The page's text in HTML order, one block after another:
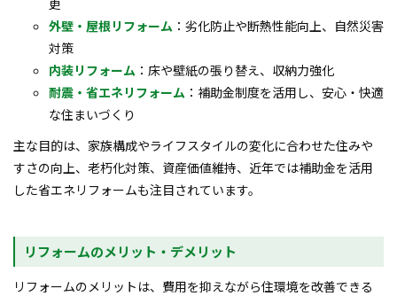
外壁・屋根リフォーム ：劣化防止や断熱性能向上、自然災害
対策
内装リフォーム ：床や壁紙の張り替え、収納力強化
耐震・省エネリフォーム ：補助金制度を活用し、安心・快適
な住まいづくり
主な目的は、家族構成やライフスタイルの変化に合わせた住みや
すさの向上、老朽化対策、資産価値維持、近年では補助金を活用
した省エネリフォームも注目されています。
リフォームのメリット・デメリット
リフォームのメリットは、費用を抑えながら住環境を改善できる